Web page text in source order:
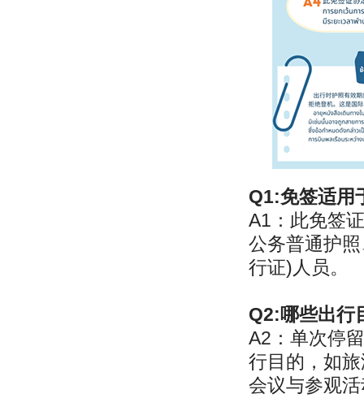
Q1:免签适用
A1：此免签
公务普通护
行证)人员。
Q2:哪些出行
A2：单次停
行目的，如
会议与参观